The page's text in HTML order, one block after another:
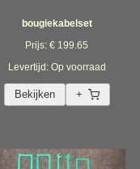
bougiekabelset
Prijs: € 199.65
Levertijd: Op voorraad
Bekijken +